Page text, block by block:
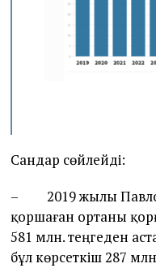
Сандар сөйлейді:
– 2019 жылы
қоршаған ортаны
581 млн. теңгеден
бұл көрсеткіш 287